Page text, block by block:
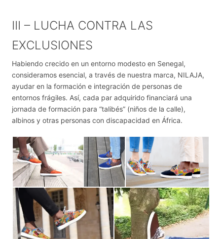
III – LUCHA CONTRA LAS
EXCLUSIONES
Habiendo crecido en un entorno modesto en Senegal,
consideramos esencial, a través de nuestra marca, NILAJA,
ayudar en la formación e integración de personas de
entornos frágiles. Así, cada par adquirido financiará una
jornada de formación para “talibés” (niños de la calle),
albinos y otras personas con discapacidad en África.